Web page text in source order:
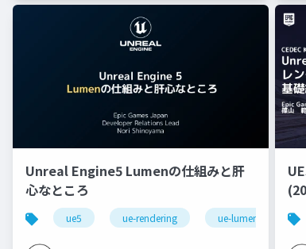
Unreal Engine5 Lumenの仕組みと肝
心なところ
ue5 ue-rendering ue-lumen
(2024) 基礎